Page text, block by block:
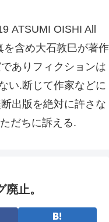
ATSUMI OISHI All
含め大石敦巳が著作
ありフィクションは
い.断じて作家などに
出版を絶対に許さな
だちに訴える.
止。